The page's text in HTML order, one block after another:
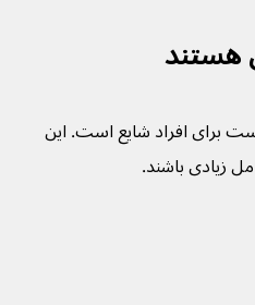
برای افراد شایع است. این